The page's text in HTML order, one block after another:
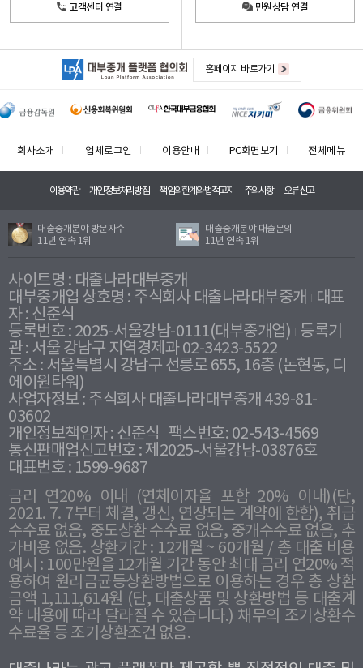
고객센터 연결 민원상담 연결
홈페이지 바로가기
회사소개 업체로그인 이용안내 PC화면보기 전체메뉴
이용약관 개인정보처리방침 책임의한계와법적고지 주의사항 오류신고
대출중개분야 방문자수
11년 연속 1위
대출중개분야 대출문의
11년 연속 1위
사이트명 : 대출나라대부중개
대부중개업 상호명 : 주식회사 대출나라대부중개
대표
자 : 신준식
등록번호 : 2025-서울강남-0111(대부중개업) 등록기
관 : 서울 강남구 지역경제과 02-3423-5522
주소 : 서울특별시 강남구 선릉로 655, 16층 (논현동, 디
에이원타워)
사업자정보 : 주식회사 대출나라대부중개 439-81-
03602
개인정보책임자 : 신준식
팩스번호: 02-543-4569
통신판매업신고번호 : 제2025-서울강남-03876호
대표번호 : 1599-9687
금리 연20% 이내 (연체이자율 포함 20% 이내)(단,
2021. 7. 7부터 체결, 갱신, 연장되는 계약에 한함), 취급
수수료 없음, 중도상환 수수료 없음, 중개수수료 없음, 추
가비용 없음. 상환기간 : 12개월 ~ 60개월 / 총 대출 비용
예시 : 100만원을 12개월 기간 동안 최대 금리 연20% 적
용하여 원리금균등상환방법으로 이용하는 경우 총 상환
금액 1,111,614원 (단, 대출상품 및 상환방법 등 대출계
약 내용에 따라 달라질 수 있습니다.) 채무의 조기상환수
수료율 등 조기상환조건 없음.